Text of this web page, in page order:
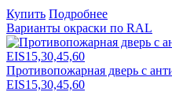
Купить Подробнее
Варианты окраски по RAL
Противопожарная дверь с
EIS15,30,45,60